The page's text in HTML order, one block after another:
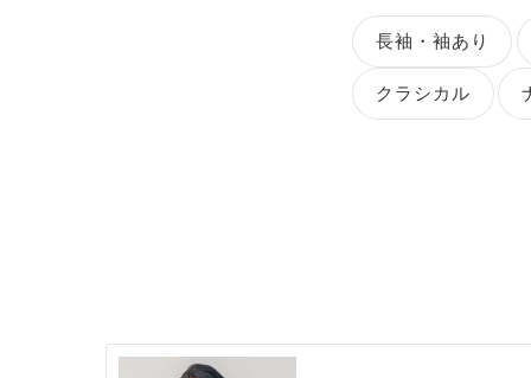
長袖・袖あり
クラシカル